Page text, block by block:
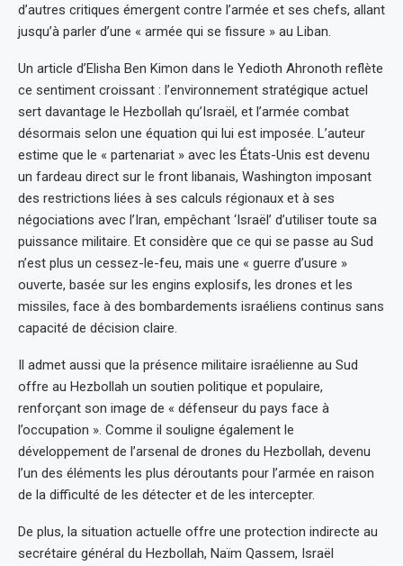
d’autres critiques émergent contre l’armée et ses chefs, allant
jusqu’à parler d’une « armée qui se fissure » au Liban.
Un article d’Elisha Ben Kimon dans le Yedioth Ahronoth reflète
ce sentiment croissant : l’environnement stratégique actuel
sert davantage le Hezbollah qu’Israël, et l’armée combat
désormais selon une équation qui lui est imposée. L’auteur
estime que le « partenariat » avec les États-Unis est devenu
un fardeau direct sur le front libanais, Washington imposant
des restrictions liées à ses calculs régionaux et à ses
négociations avec l’Iran, empêchant ‘Israël’ d’utiliser toute sa
puissance militaire. Et considère que ce qui se passe au Sud
n’est plus un cessez-le-feu, mais une « guerre d’usure »
ouverte, basée sur les engins explosifs, les drones et les
missiles, face à des bombardements israéliens continus sans
capacité de décision claire.
Il admet aussi que la présence militaire israélienne au Sud
offre au Hezbollah un soutien politique et populaire,
renforçant son image de « défenseur du pays face à
l’occupation ». Comme il souligne également le
développement de l’arsenal de drones du Hezbollah, devenu
l’un des éléments les plus déroutants pour l’armée en raison
de la difficulté de les détecter et de les intercepter.
De plus, la situation actuelle offre une protection indirecte au
secrétaire général du Hezbollah, Naïm Qassem, Israël